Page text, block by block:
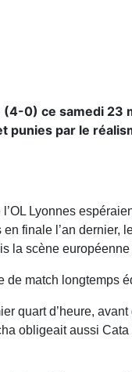
(4-0) ce samedi 23
par le
Lyonnes
finale l’an dernier,
la scène
de match longtemps
quart d’heure,
obligeait aussi